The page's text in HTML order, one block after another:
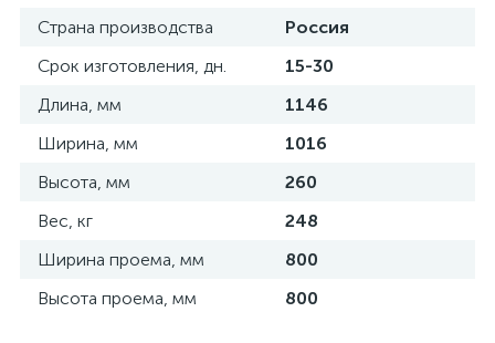
Страна производства
Россия
Срок изготовления, дн.
15-30
Длина, мм
1146
Ширина, мм
1016
Высота, мм
260
Вес, кг
248
Ширина проема, мм
800
Высота проема, мм
800